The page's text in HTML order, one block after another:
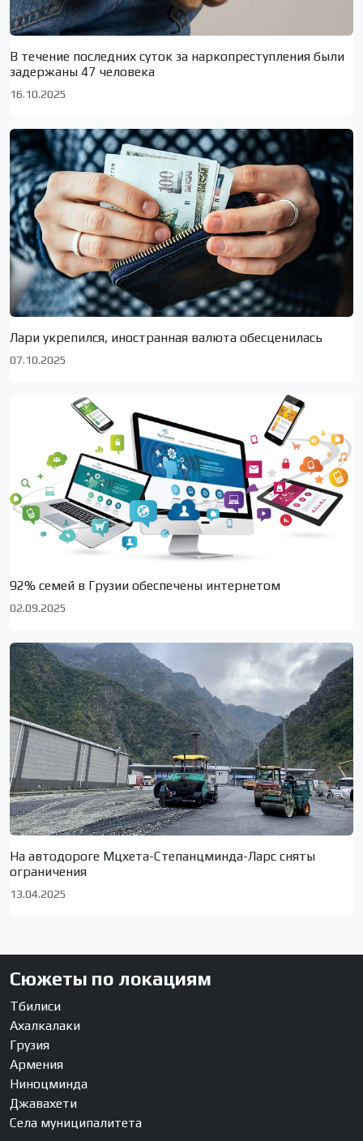
В течение последних суток за наркопреступления были
задержаны 47 человека
16.10.2025
Лари укрепился, иностранная валюта обесценилась
07.10.2025
92% семей в Грузии обеспечены интернетом
02.09.2025
На автодороге Мцхета-Степанцминда-Ларс сняты
ограничения
13.04.2025
Сюжеты по локациям
Тбилиси
Ахалкалаки
Грузия
Армения
Ниноцминда
Джавахети
Села муниципалитета